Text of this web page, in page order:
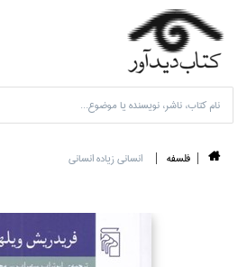
فلسفه انساني زياده انساني